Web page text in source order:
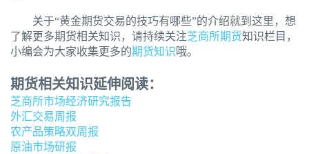
关于“黄金期货交易的技巧有哪些”的介绍就到这里，想
了解更多期货相关知识，请持续关注芝商所期货知识栏目，
小编会为大家收集更多的期货知识哦。
期货相关知识延伸阅读：
芝商所市场经济研究报告
外汇交易周报
农产品策略双周报
原油市场研报